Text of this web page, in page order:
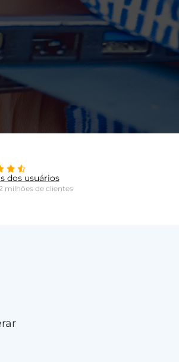
dos usuários
milhões de clientes